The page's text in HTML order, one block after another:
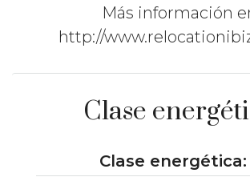
Más información
http://
Clase
Clase energética: